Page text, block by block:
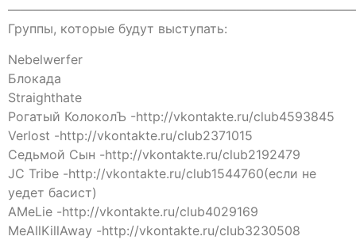
Группы, которые будут выступать:
Nebelwerfer
Блокада
Straighthate
Рогатый КолоколЪ -http://vkontakte.ru/club4593845
Verlost -http://vkontakte.ru/club2371015
Седьмой Сын -http://vkontakte.ru/club2192479
JC Tribe -http://vkontakte.ru/club1544760(если не
уедет басист)
AMeLie -http://vkontakte.ru/club4029169
MeAllKillAway -http://vkontakte.ru/club3230508